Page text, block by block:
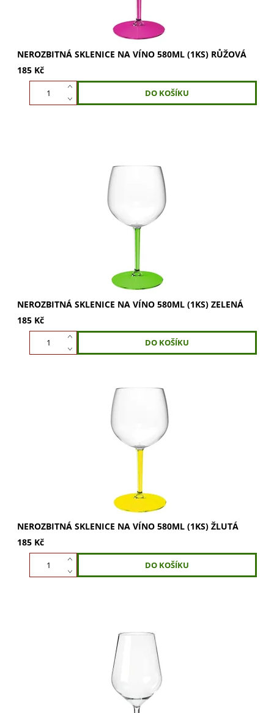
NEROZBITNÁ SKLENICE NA VÍNO 580ML (1KS) RŮŽOVÁ
185 Kč
Sklenice na víno 580ml Zelená. Vychutnejte si víno naplno.
Perfektní pro víno i šampaňské, rozvíjí vůně a ukazuje
bublinky. Odolné a stylové....
NEROZBITNÁ SKLENICE NA VÍNO 580ML (1KS) ZELENÁ
185 Kč
Sklenice na víno 580ml, žlutá. Užijte si plnou chuť vína.
Nerozbitný materiál pro dokonalý požitek. Objevte ji nyní!
NEROZBITNÁ SKLENICE NA VÍNO 580ML (1KS) ŽLUTÁ
185 Kč
Nerozbitná sklenice na víno a koktejly Backstage 470 ml.
Ideální pro vína i koktejly. Vychutnejte si plnou chuť a vůni
vašeho oblíbeného nápoje....